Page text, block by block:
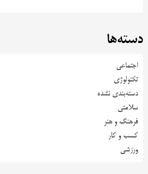
دسته‌ها
اجتماعی
تکنولوژی
دسته‌بندی نشده
سلامتی
فرهنگ و هنر
کسب و کار
ورزشی